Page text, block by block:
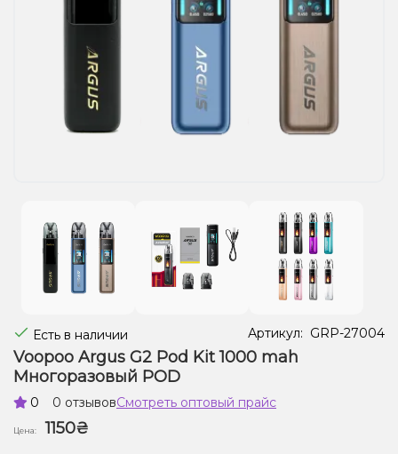
Жидкости для электронных сигарет
Подарочные наборы
Есть в наличии Артикул: GRP-27004
Voopoo Argus G2 Pod Kit 1000 mah
Многоразовый POD
0 0 отзывовСмотреть оптовый прайс
Цена:
1150₴